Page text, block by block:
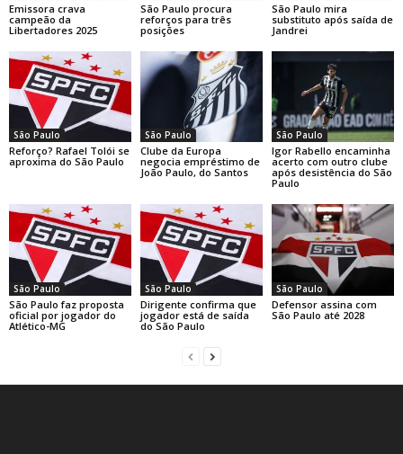
Emissora crava
campeão da
Libertadores 2025
São Paulo procura
reforços para três
posições
São Paulo mira
substituto após saída de
Jandrei
São Paulo
Reforço? Rafael Tolói se
aproxima do São Paulo
São Paulo
Clube da Europa
negocia empréstimo de
João Paulo, do Santos
São Paulo
Igor Rabello encaminha
acerto com outro clube
após desistência do São
Paulo
São Paulo
São Paulo faz proposta
oficial por jogador do
Atlético-MG
São Paulo
Dirigente confirma que
jogador está de saída
do São Paulo
São Paulo
Defensor assina com
São Paulo até 2028